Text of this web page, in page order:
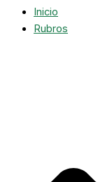
Inicio
Rubros